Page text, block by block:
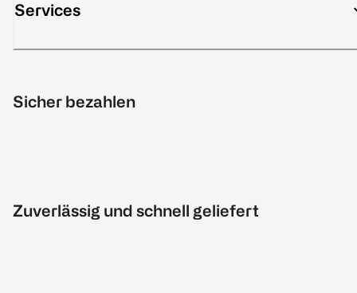
Services
Sicher bezahlen
Zuverlässig und schnell geliefert